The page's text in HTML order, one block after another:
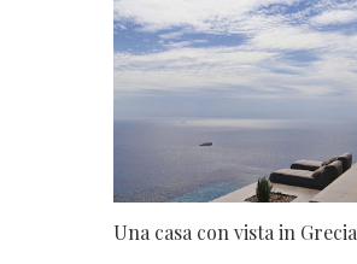
Una casa con vista in Grecia